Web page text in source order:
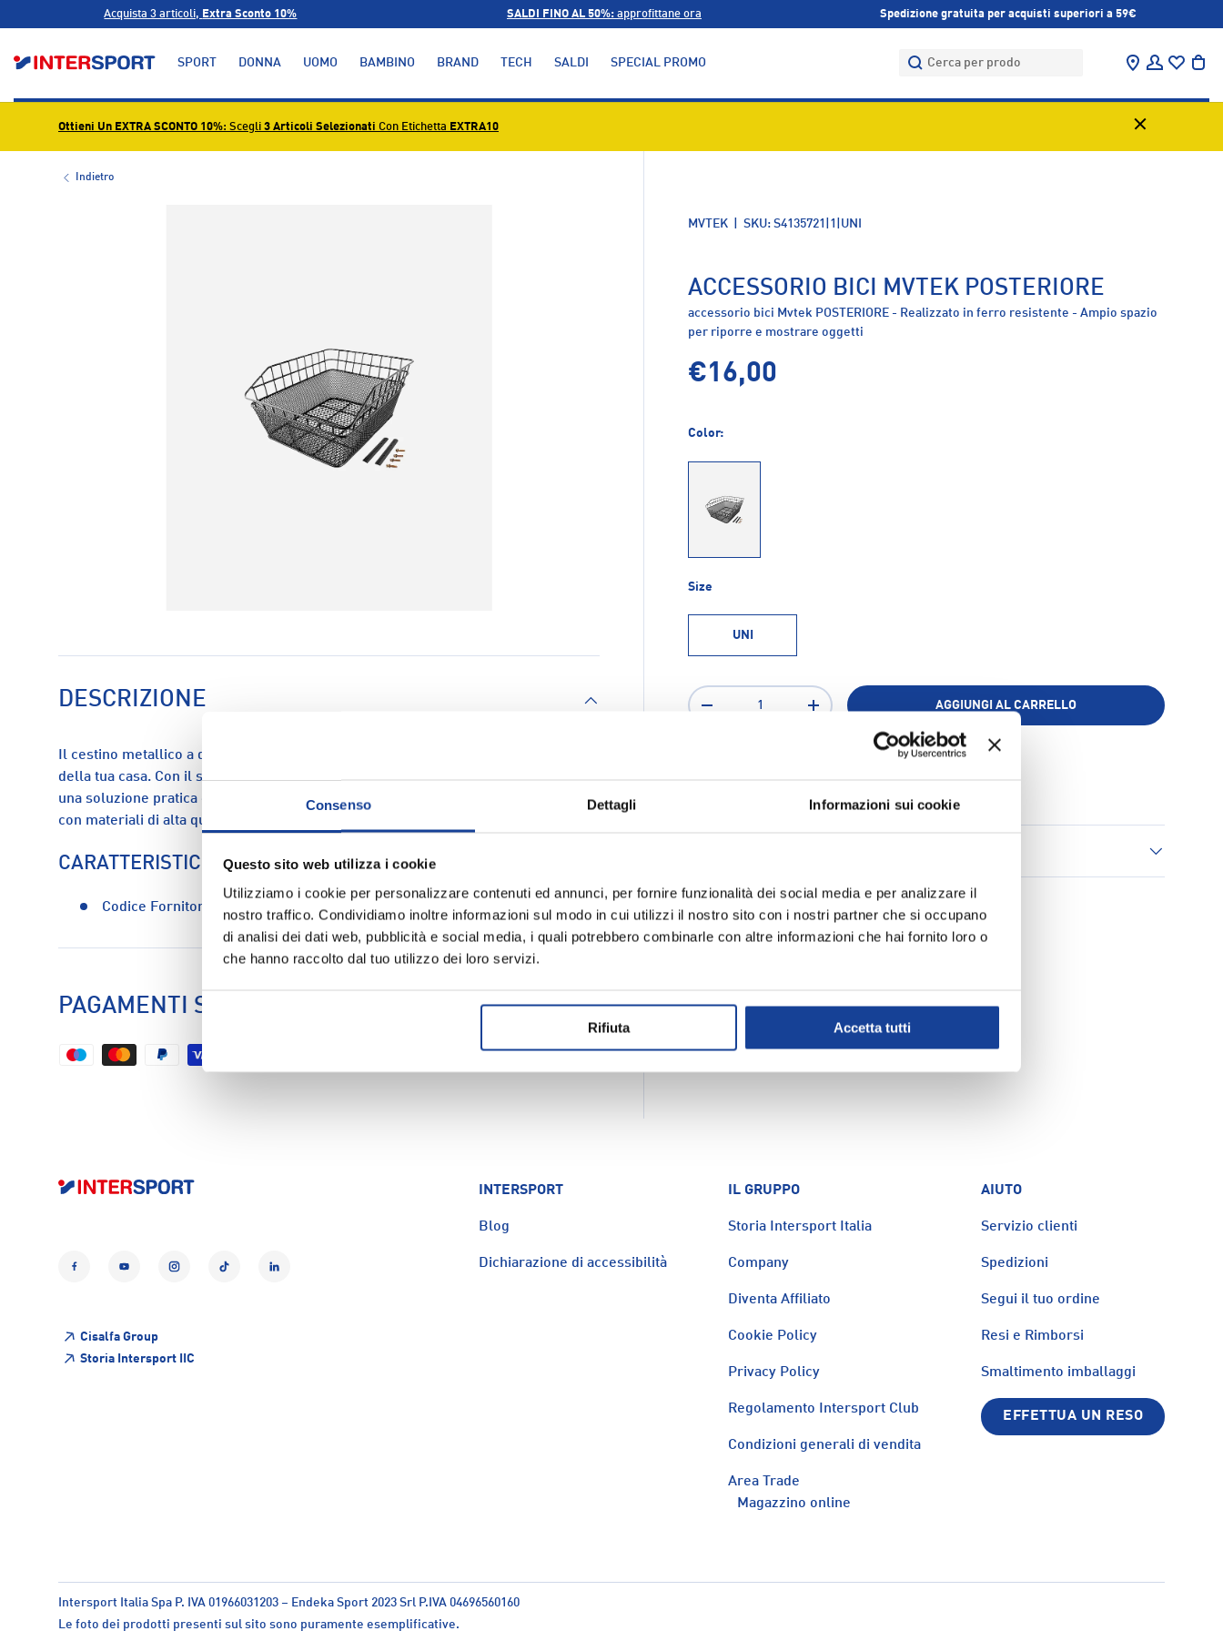
Consenso Dettagli Informazioni sui cookie
Questo sito web utilizza i cookie
Utilizziamo i cookie per personalizzare contenuti ed annunci, per fornire funzionalità dei social media e per analizzare il
nostro traffico. Condividiamo inoltre informazioni sul modo in cui utilizzi il nostro sito con i nostri partner che si occupano
di analisi dei dati web, pubblicità e social media, i quali potrebbero combinarle con altre informazioni che hai fornito loro o
che hanno raccolto dal tuo utilizzo dei loro servizi.
Rifiuta Accetta tutti
Acquista 3 articoli, Extra Sconto 10% SALDI FINO AL 50%: approfittane ora Spedizione gratuita per acquisti superiori a 59€
Cerca
Cerca
Trova negozio
Accedi
SPORT DONNA UOMO BAMBINO BRAND TECH SALDI SPECIAL PROMO
Ottieni Un EXTRA SCONTO 10%: Scegli 3 Articoli Selezionati Con Etichetta EXTRA10
Indietro
MVTEK |SKU: S4135721|1|UNI
ACCESSORIO BICI MVTEK POSTERIORE
accessorio bici Mvtek POSTERIORE - Realizzato in ferro resistente - Ampio spazio
per riporre e mostrare oggetti
€16,00
Color:
1
Size
UNI
Q.tà
+ AGGIUNGI AL CARRELLO
DESCRIZIONE
Il cestino metallico a due piani Mvtek è l'accessorio perfetto per l'organizzazione
della tua casa. Con il suo design elegante e le dimensioni di 26x12x36 cm, offre
una soluzione pratica e funzionale per riporre oggetti di vario genere. Realizzato
con materiali di alta qualità, questo cestino è resistente e durevole nel tempo.
CARATTERISTICHE
Codice Fornitore: 307800335
PAGAMENTI SICURI
YouTubeInstagramTikTok LinkedIn
Cisalfa Group
Storia Intersport IIC
INTERSPORT
Blog
Dichiarazione di accessibilità
IL GRUPPO
Storia Intersport Italia
Company
Diventa Affiliato
Cookie Policy
Privacy Policy
Regolamento Intersport Club
Condizioni generali di vendita
Area Trade
Magazzino online
AIUTO
Servizio clienti
Spedizioni
Segui il tuo ordine
Resi e Rimborsi
Smaltimento imballaggi
EFFETTUA UN RESO
Intersport Italia Spa P. IVA 01966031203 – Endeka Sport 2023 Srl P.IVA 04696560160
Le foto dei prodotti presenti sul sito sono puramente esemplificative.